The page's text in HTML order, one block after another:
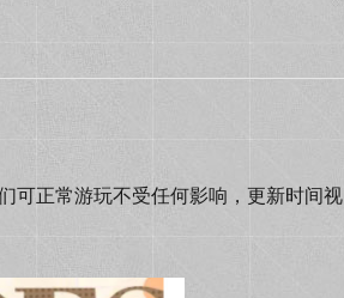
正常游玩不受任何影响，更新时间视